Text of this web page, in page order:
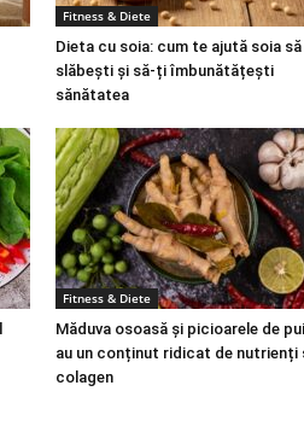
Fitness & Diete
Dieta cu soia: cum te ajută soia să
slăbești și să-ți îmbunătățești
sănătatea
Fitness & Diete
Măduva osoasă și picioarele de pui
au un conținut ridicat de nutrienți
colagen